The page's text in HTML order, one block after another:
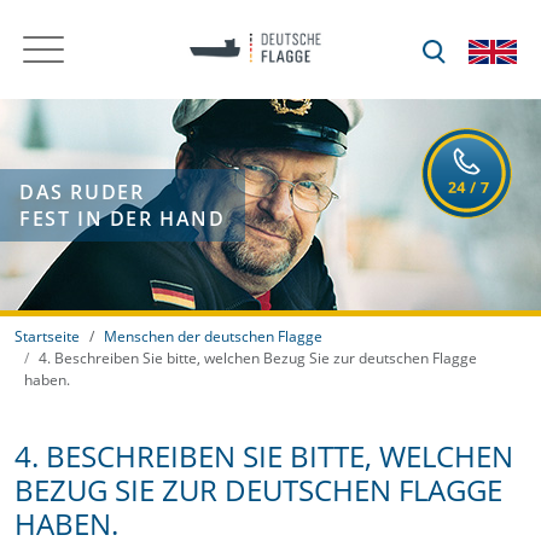
DAS RUDER
FEST IN DER HAND
Startseite
Menschen der deutschen Flagge
4. Beschreiben Sie bitte, welchen Bezug Sie zur deutschen Flagge
haben.
4. BESCHREIBEN SIE BITTE, WELCHEN
BEZUG SIE ZUR DEUTSCHEN FLAGGE
HABEN.